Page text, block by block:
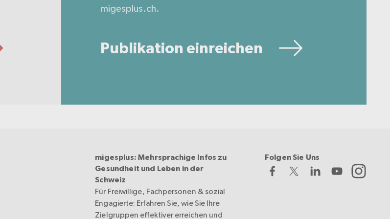
migesplus.ch.
Publikation einreichen
migesplus: Mehrsprachige Infos zu
Gesundheit und Leben in der
Schweiz
Für Freiwillige, Fachpersonen & sozial
Engagierte: Erfahren Sie, wie Sie Ihre
Zielgruppen effektiver erreichen und
Folgen Sie Uns